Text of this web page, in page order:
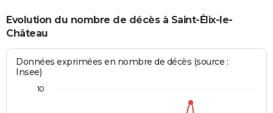
Evolution du nombre de décès à Saint-Élix-le-
Château
Données exprimées en nombre de décès (source :
Insee)
10